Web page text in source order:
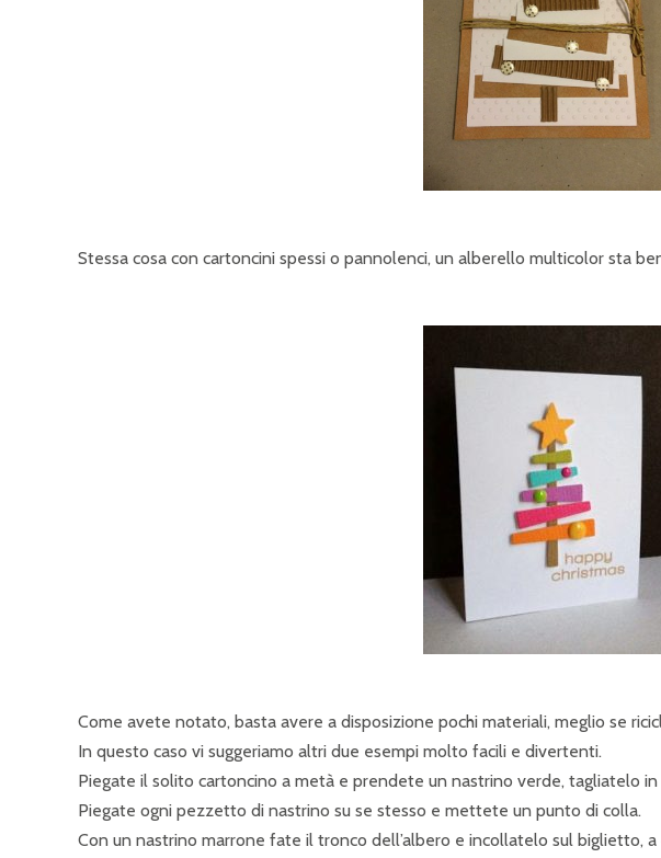
Stessa cosa con cartoncini spessi o pannolenci, un alberello multicolor sta
Come avete notato, basta avere a disposizione pochi materiali, meglio se
In questo caso vi suggeriamo altri due esempi molto facili e divertenti.
Piegate il solito cartoncino a metà e prendete un nastrino verde, tagliatelo
Piegate ogni pezzetto di nastrino su se stesso e mettete un punto di colla.
Con un nastrino marrone fate il tronco dell’albero e incollatelo sul biglietto,